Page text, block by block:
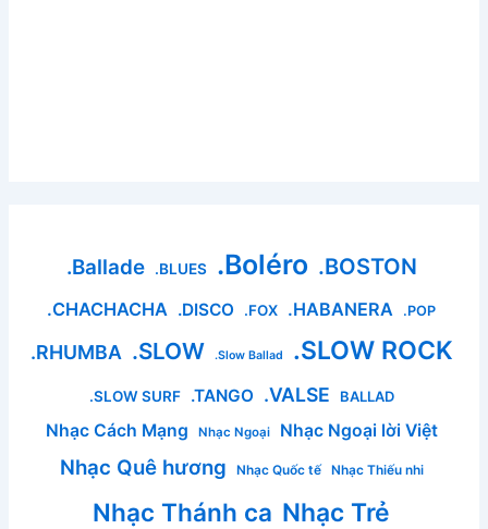
.Ballade .BLUES .Boléro .BOSTON
.CHACHACHA .DISCO .FOX .HABANERA .POP
.RHUMBA .SLOW .Slow Ballad .SLOW ROCK
.SLOW SURF .TANGO .VALSE BALLAD
Nhạc Cách Mạng Nhạc Ngoại Nhạc Ngoại lời Việt
Nhạc Quê hương Nhạc Quốc tế Nhạc Thiếu nhi
Nhạc Thánh ca Nhạc Trẻ